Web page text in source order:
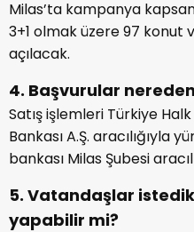
Milas’ta kampanya
3+1 olmak üzere 97 konut
açılacak.
4. Başvurular
Satış işlemleri Türkiye Halk
Bankası A.Ş. aracılığıyla
bankası Milas Şubesi
5. Vatandaşlar
yapabilir mi?